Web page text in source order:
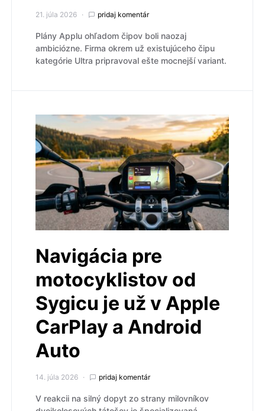
21. júla 2026 pridaj komentár
Plány Applu ohľadom čipov boli naozaj
ambiciózne. Firma okrem už existujúceho čipu
kategórie Ultra pripravoval ešte mocnejší variant.
Navigácia pre
motocyklistov od
Sygicu je už v Apple
CarPlay a Android
Auto
14. júla 2026 pridaj komentár
V reakcii na silný dopyt zo strany milovníkov